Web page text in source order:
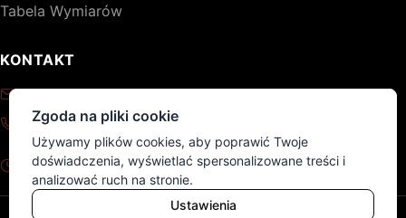
Tabela Wymiarów
KONTAKT
kontakt@drewniane-meble.pl
+48 795 776 620
Pon - Pt: 8:00 - 17:00
Sob - Nd: nieczynne
© 2026 DM. Wszelkie prawa zastrzeżone.
Zgoda na pliki cookie
Używamy plików cookies, aby poprawić Twoje
doświadczenia, wyświetlać spersonalizowane treści i
analizować ruch na stronie.
Ustawienia